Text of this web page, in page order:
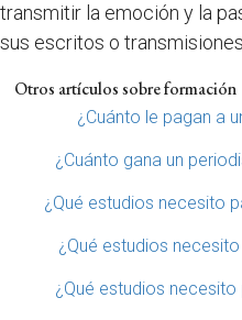
transmitir la emoción y la
sus escritos o
Otros artículos sobre formación
¿Cuánto le pagan a
¿Cuánto gana un
¿Qué estudios necesito
¿Qué estudios
¿Qué estudios